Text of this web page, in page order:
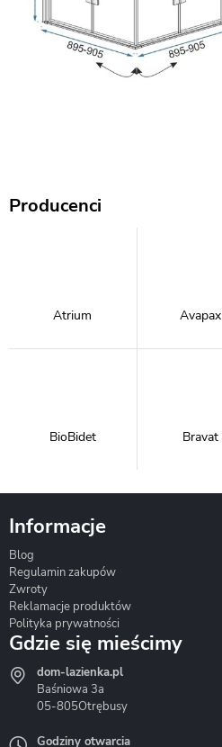
Producenci
Atrium Avapax
BioBidet Bravat
Hydrostop
Informacje
Blog
Regulamin zakupów
Zwroty
Reklamacje produktów
Polityka prywatności
Gdzie się mieścimy
dom-lazienka.pl
Baśniowa 3a
05-805Otrębusy
Godziny otwarcia